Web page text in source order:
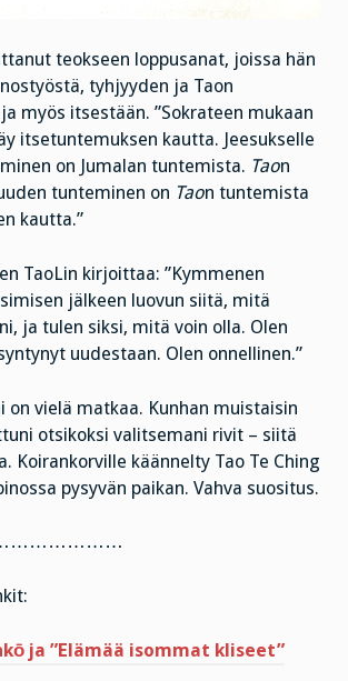
teokseen loppusanat, joissa hän
tyhjyyden ja Taon
myös itsestään. ”Sokrateen mukaan
itsetuntemuksen kautta. Jeesukselle
on Jumalan tuntemista. Taon
tunteminen on Taon tuntemista
kautta.”
TaoLin kirjoittaa: ”Kymmenen
jälkeen luovun siitä, mitä
ja tulen siksi, mitä voin olla. Olen
uudestaan. Olen onnellinen.”
on vielä matkaa. Kunhan muistaisin
otsikoksi valitsemani rivit – siitä
Koirankorville käännelty Tao Te Ching
pysyvän paikan. Vahva suositus.
ja ”Elämää isommat kliseet”